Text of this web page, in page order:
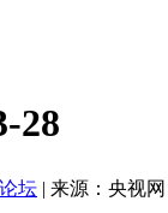
28
坛 | 来源：央视